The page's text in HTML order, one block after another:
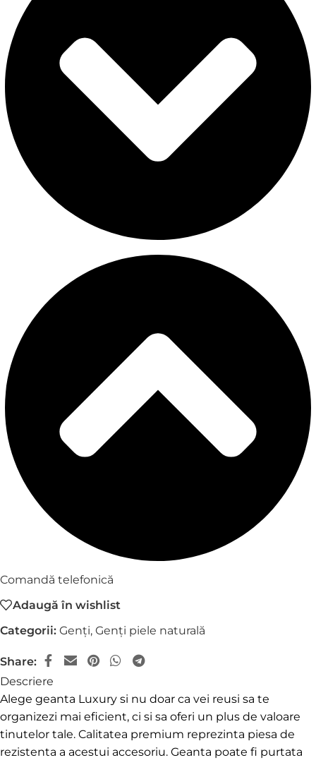
Comandă telefonică
Adaugă în wishlist
Categorii: Genți, Genți piele naturală
Share:
Descriere
Alege geanta Luxury si nu doar ca vei reusi sa te
organizezi mai eficient, ci si sa oferi un plus de valoare
tinutelor tale. Calitatea premium reprezinta piesa de
rezistenta a acestui accesoriu. Geanta poate fi purtata